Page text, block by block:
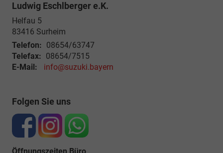
Ludwig Eschlberger e.K.
Helfau 5
83416 Surheim
Telefon: 08654/63747
Telefax: 08654/7515
E-Mail:
info@suzuki.bayern
Folgen Sie uns